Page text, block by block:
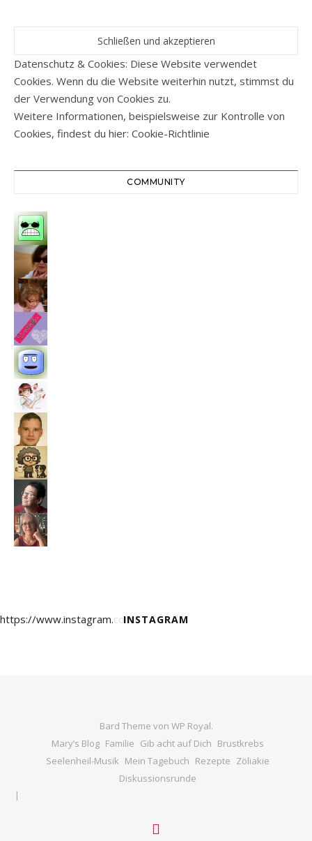
Datenschutz & Cookies: Diese Website verwendet
Cookies. Wenn du die Website weiterhin nutzt, stimmst du
der Verwendung von Cookies zu.
Weitere Informationen, beispielsweise zur Kontrolle von
Cookies, findest du hier: Cookie-Richtlinie
COMMUNITY
INSTAGRAM
https://www.instagram.com/
Bard Theme von WP Royal.
Mary’s Blog Familie Gib acht auf Dich Brustkrebs
Seelenheil-Musik Mein Tagebuch Rezepte Zöliakie
Diskussionsrunde